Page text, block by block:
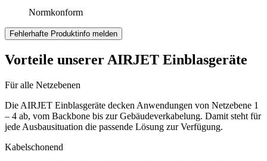
Normkonform
Fehlerhafte Produktinfo melden
Vorteile unserer AIRJET Einblasgeräte
Für alle Netzebenen
Die AIRJET Einblasgeräte decken Anwendungen von Netzebene 1
– 4 ab, vom Backbone bis zur Gebäudeverkabelung. Damit steht für
jede Ausbausituation die passende Lösung zur Verfügung.
Kabelschonend